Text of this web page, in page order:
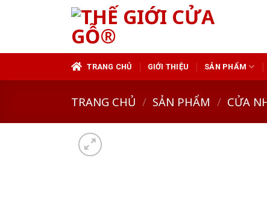
TRANG CHỦ GIỚI THIỆU SẢN PHẨM
TRANG CHỦ / SẢN PHẨM / CỬA